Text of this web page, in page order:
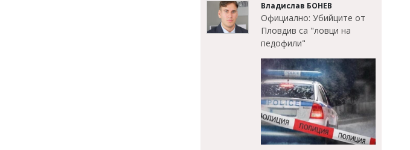
Владислав БОНЕВ
Официално: Убийците от
Пловдив са "ловци на
педофили"